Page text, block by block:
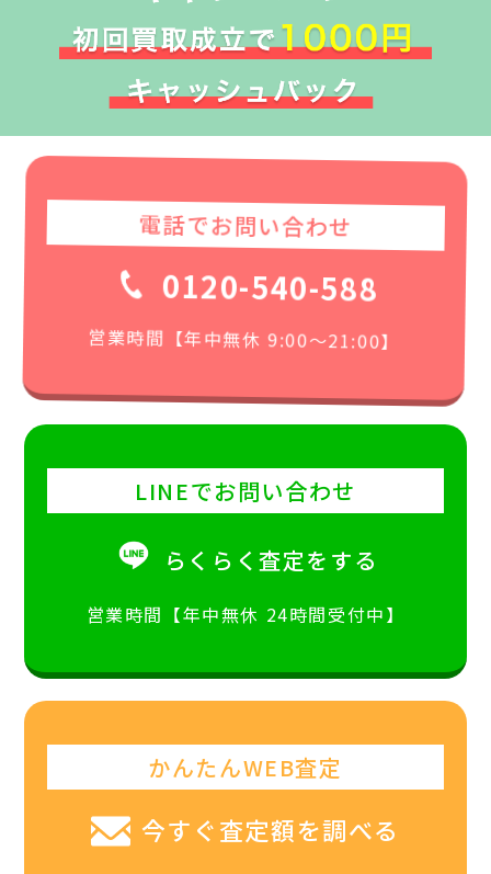
電話でお問い合わせ
0120-540-588
営業時間【年中無休 9:00〜21:00】
LINEでお問い合わせ
らくらく査定をする
営業時間【年中無休 24時間受付中】
かんたんWEB査定
今すぐ査定額を調べる